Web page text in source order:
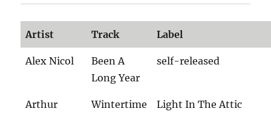
Artist Track Label
Alex Nicol
Been A
Long Year
self-released
Arthur Wintertime Light In The Attic